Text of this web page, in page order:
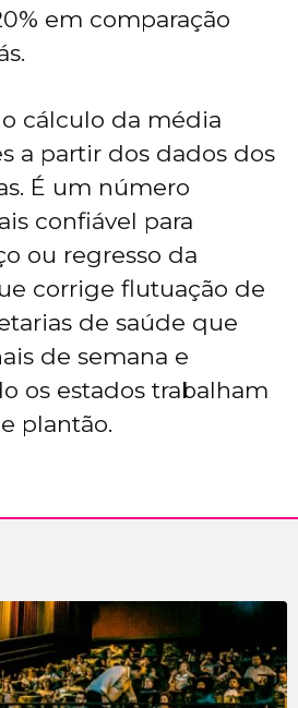
em comparação
cálculo da média
a partir dos dados dos
É um número
confiável para
ou regresso da
corrige flutuação de
de saúde que
de semana e
os estados trabalham
plantão.